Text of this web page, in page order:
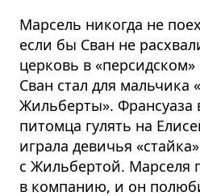
Марсель никогда не
если бы Сван не
церковь в
Сван стал для мальчика
Жильберты». Франсуаза
питомца гулять на
играла девичья
с Жильбертой. Марселя
в компанию, и он